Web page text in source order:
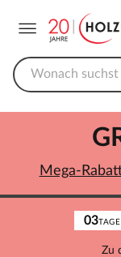
03TAGE
Zu
Mega-